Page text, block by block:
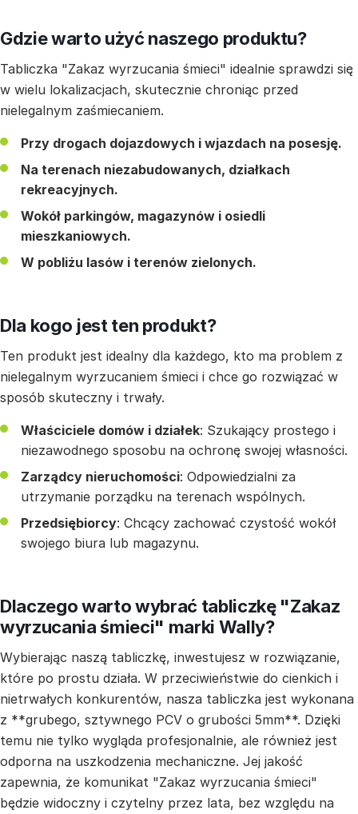
Gdzie warto użyć naszego produktu?
Tabliczka "Zakaz wyrzucania śmieci" idealnie sprawdzi się
w wielu lokalizacjach, skutecznie chroniąc przed
nielegalnym zaśmiecaniem.
Przy drogach dojazdowych i wjazdach na posesję.
Na terenach niezabudowanych, działkach
rekreacyjnych.
Wokół parkingów, magazynów i osiedli
mieszkaniowych.
W pobliżu lasów i terenów zielonych.
Dla kogo jest ten produkt?
Ten produkt jest idealny dla każdego, kto ma problem z
nielegalnym wyrzucaniem śmieci i chce go rozwiązać w
sposób skuteczny i trwały.
Właściciele domów i działek: Szukający prostego i
niezawodnego sposobu na ochronę swojej własności.
Zarządcy nieruchomości: Odpowiedzialni za
utrzymanie porządku na terenach wspólnych.
Przedsiębiorcy: Chcący zachować czystość wokół
swojego biura lub magazynu.
Dlaczego warto wybrać tabliczkę "Zakaz
wyrzucania śmieci" marki Wally?
Wybierając naszą tabliczkę, inwestujesz w rozwiązanie,
które po prostu działa. W przeciwieństwie do cienkich i
nietrwałych konkurentów, nasza tabliczka jest wykonana
z **grubego, sztywnego PCV o grubości 5mm**. Dzięki
temu nie tylko wygląda profesjonalnie, ale również jest
odporna na uszkodzenia mechaniczne. Jej jakość
zapewnia, że komunikat "Zakaz wyrzucania śmieci"
będzie widoczny i czytelny przez lata, bez względu na